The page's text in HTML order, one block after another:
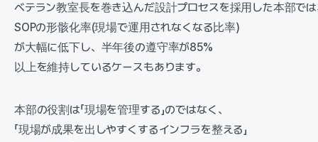
ベテラン教室長を巻き込んだ設計プロセスを採用した本部で
SOPの形骸化率(現場で運用されなくなる比率)
が大幅に低下し、半年後の遵守率が85%
以上を維持しているケースもあります。
本部の役割は「現場を管理する」のではなく、
「現場が成果を出しやすくするインフラを整える」